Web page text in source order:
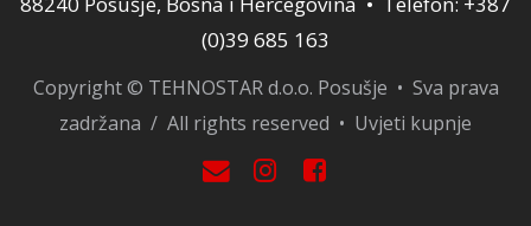
(0)39 685 163
Copyright © TEHNOSTAR d.o.o. Posušje • Sva prava
zadržana / All rights reserved • Uvjeti kupnje